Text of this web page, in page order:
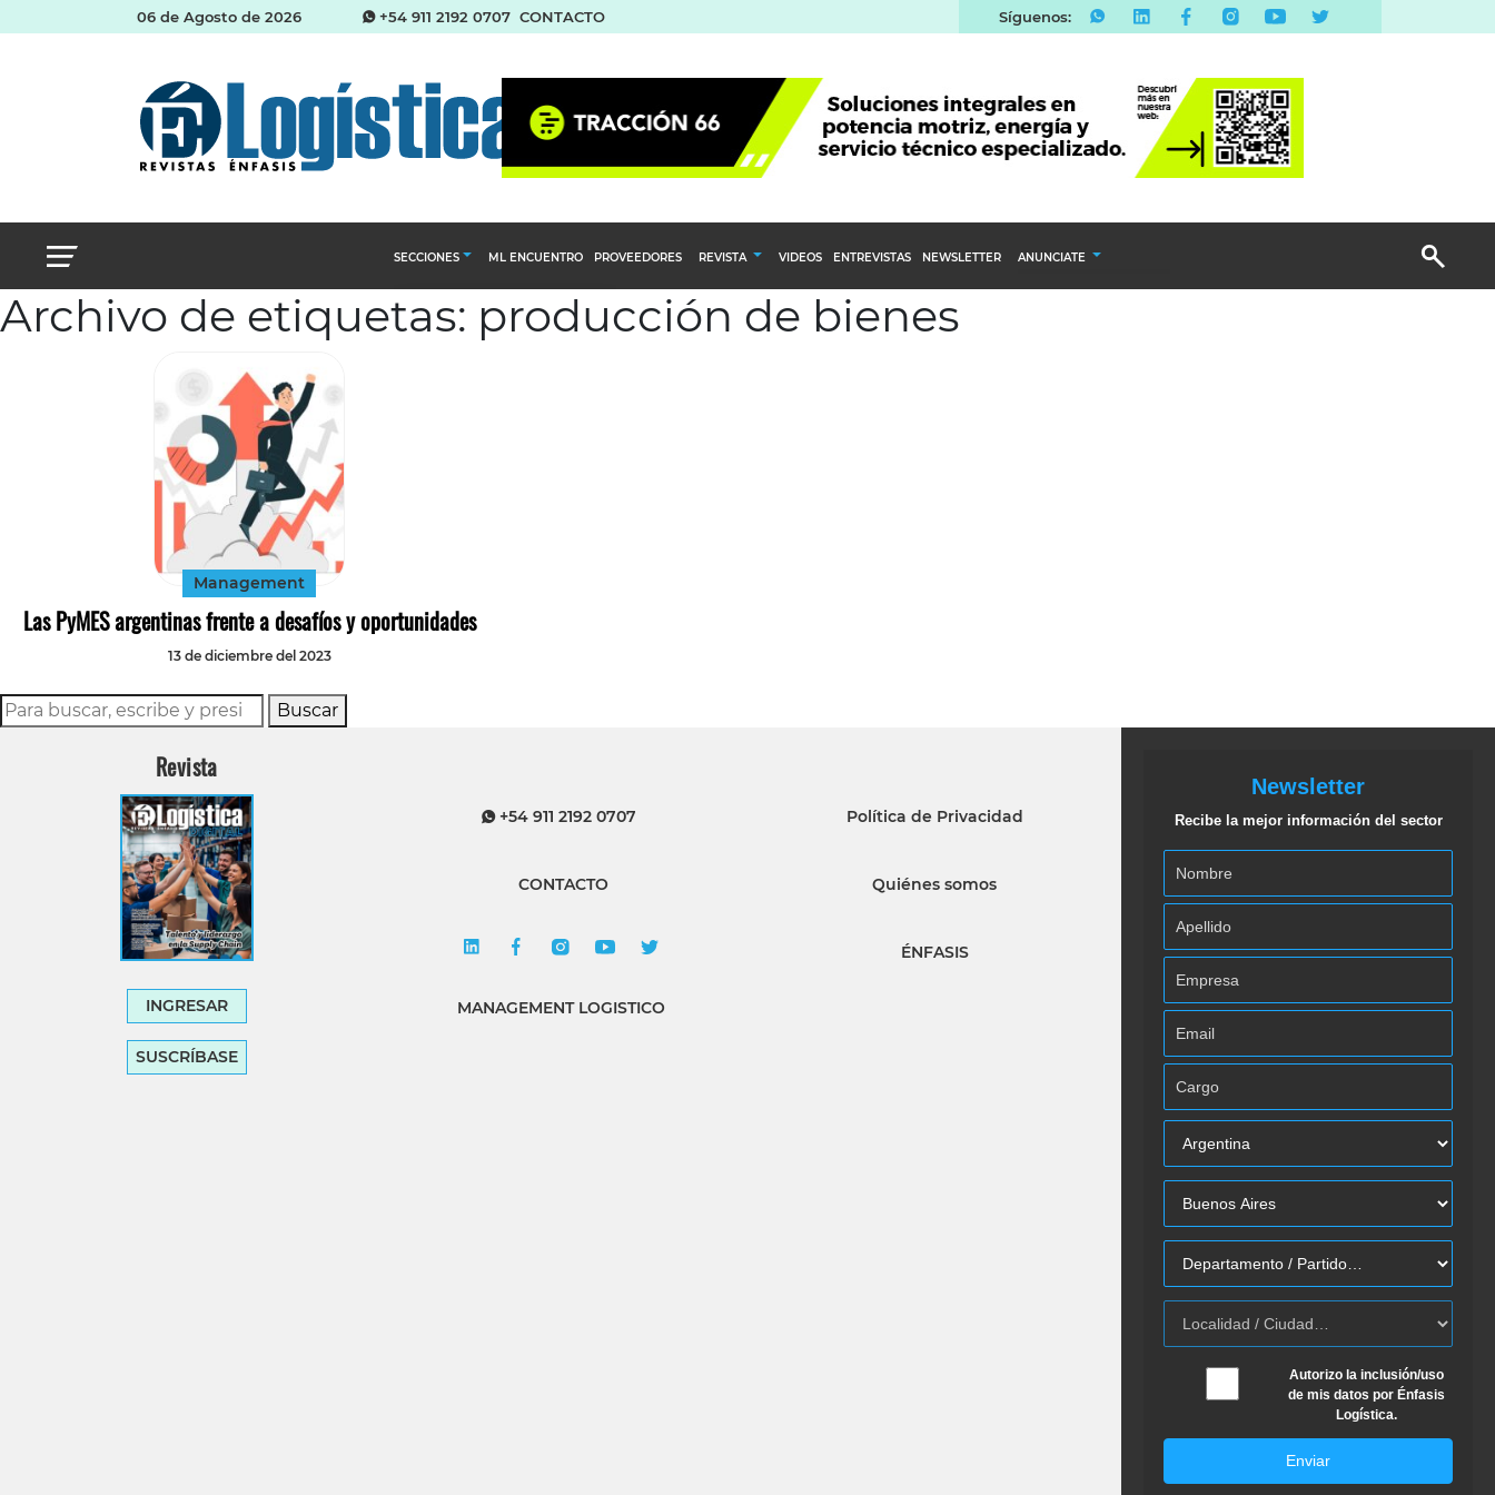
06 de Agosto de 2026 +54 911 2192 0707 CONTACTO Síguenos:
SECCIONES
Abastecimiento y compras
ML ENCUENTRO PROVEEDORES REVISTA
Calendario Editorial
Ediciones Anteriores
VIDEOS ENTREVISTAS NEWSLETTER ANUNCIATE
Archivo de etiquetas: producción de bienes
Management
Las PyMES argentinas frente a desafíos y oportunidades
13 de diciembre del 2023
Buscar
Revista
INGRESAR
SUSCRÍBASE
+54 911 2192 0707
CONTACTO
MANAGEMENT LOGISTICO
Política de Privacidad
Quiénes somos
ÉNFASIS
Newsletter
Recibe la mejor información del sector
Autorizo la inclusión/uso
de mis datos por Énfasis
Logística.
Enviar